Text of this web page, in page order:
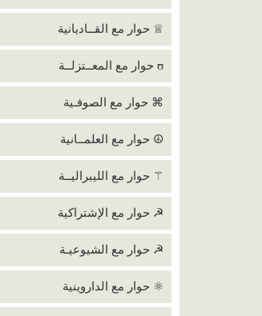
♕ حوار مع القــاديانية
ʊ حوار مع المعــتزلــة
⌘ حوار مع الصوفـية
☮ حوار مع العلمــانية
⚚ حوار مع الليبراليــة
☭ حوار مع الإشتراكية
☭ حوار مع الشيوعيـة
⚛ حوار مع الداروينية